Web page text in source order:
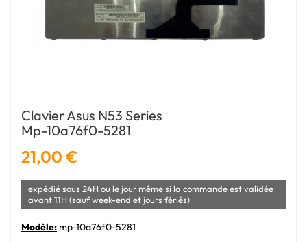
Clavier Asus N53 Series
Mp-10a76f0-5281
21,00 €
expédié sous 24H ou le jour même si la commande est validée
avant 11H (sauf week-end et jours fériés)
Modèle: mp-10a76f0-5281